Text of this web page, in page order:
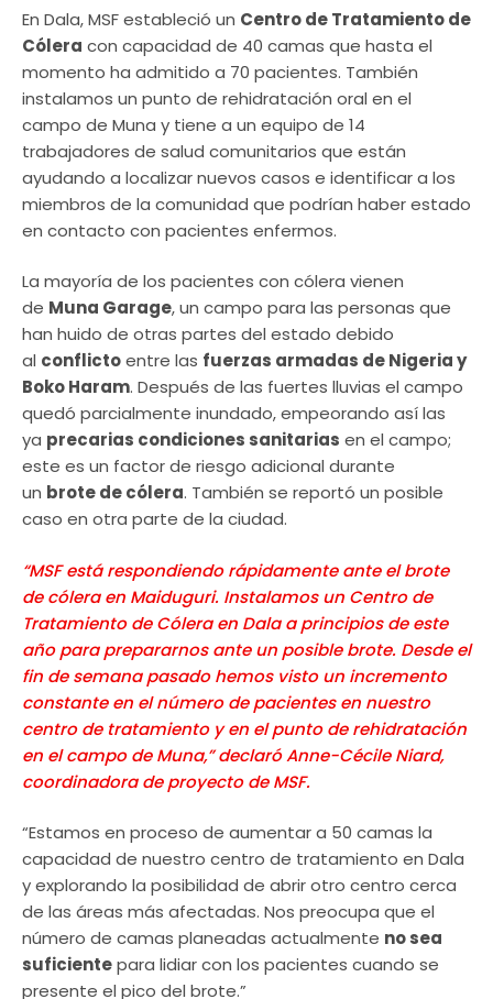
En Dala, MSF estableció un Centro de Tratamiento de
Cólera con capacidad de 40 camas que hasta el
momento ha admitido a 70 pacientes. También
instalamos un punto de rehidratación oral en el
campo de Muna y tiene a un equipo de 14
trabajadores de salud comunitarios que están
ayudando a localizar nuevos casos e identificar a los
miembros de la comunidad que podrían haber estado
en contacto con pacientes enfermos.
La mayoría de los pacientes con cólera vienen
de Muna Garage, un campo para las personas que
han huido de otras partes del estado debido
al conflictoentre las fuerzas armadas de Nigeria y
Boko Haram. Después de las fuertes lluvias el campo
quedó parcialmente inundado, empeorando así las
ya precarias condiciones sanitarias en el campo;
este es un factor de riesgo adicional durante
un brote de cólera. También se reportó un posible
caso en otra parte de la ciudad.
“MSF está respondiendo rápidamente ante el brote
de cólera en Maiduguri. Instalamos un Centro de
Tratamiento de Cólera en Dala a principios de este
año para prepararnos ante un posible brote. Desde el
fin de semana pasado hemos visto un incremento
constante en el número de pacientes en nuestro
centro de tratamiento y en el punto de rehidratación
en el campo de Muna,” declaró Anne-Cécile Niard,
coordinadora de proyecto de MSF.
“Estamos en proceso de aumentar a 50 camas la
capacidad de nuestro centro de tratamiento en Dala
y explorando la posibilidad de abrir otro centro cerca
de las áreas más afectadas. Nos preocupa que el
número de camas planeadas actualmente no sea
suficientepara lidiar con los pacientes cuando se
presente el pico del brote.”